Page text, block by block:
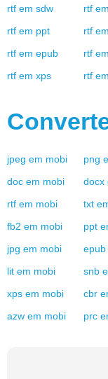
rtf em sdw rtf em
rtf em ppt rtf em
rtf em epub rtf em
rtf em xps rtf em
jpeg em mobi png
doc em mobi docx
rtf em mobi txt
fb2 em mobi ppt
jpg em mobi epub
lit em mobi snb
xps em mobi cbr
azw em mobi prc